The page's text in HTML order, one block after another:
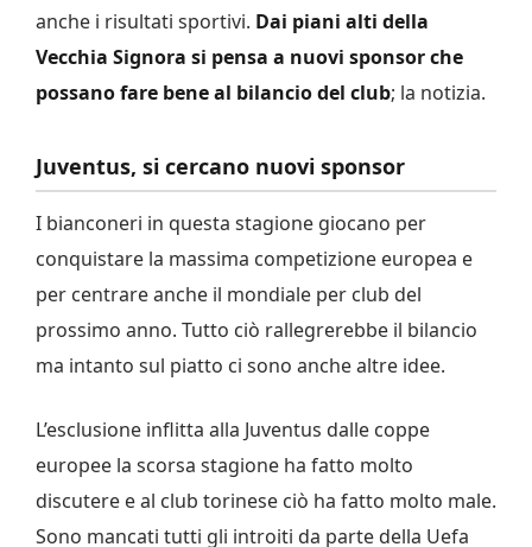
anche i risultati sportivi. Dai piani alti della
Vecchia Signora si pensa a nuovi sponsor che
possano fare bene al bilancio del club; la notizia.
Juventus, si cercano nuovi sponsor
I bianconeri in questa stagione giocano per
conquistare la massima competizione europea e
per centrare anche il mondiale per club del
prossimo anno. Tutto ciò rallegrerebbe il bilancio
ma intanto sul piatto ci sono anche altre idee.
L’esclusione inflitta alla Juventus dalle coppe
europee la scorsa stagione ha fatto molto
discutere e al club torinese ciò ha fatto molto male.
Sono mancati tutti gli introiti da parte della Uefa